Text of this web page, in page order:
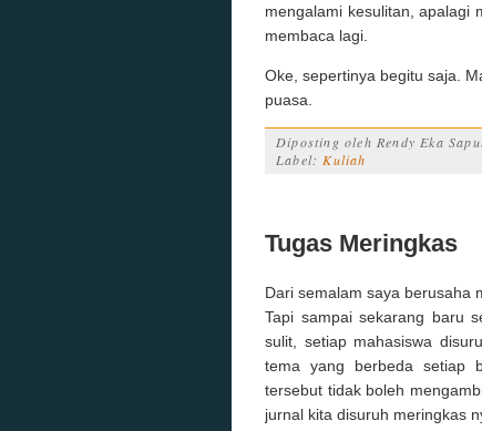
mengalami kesulitan, apalagi
membaca lagi.
Oke, sepertinya begitu saja.
puasa.
Diposting oleh Rendy Eka
Label: Kuliah
Tugas Meringkas
Dari semalam saya berusaha
Tapi sampai sekarang baru
sulit, setiap mahasiswa
tema yang berbeda setiap
tersebut tidak boleh
jurnal kita disuruh meringkas